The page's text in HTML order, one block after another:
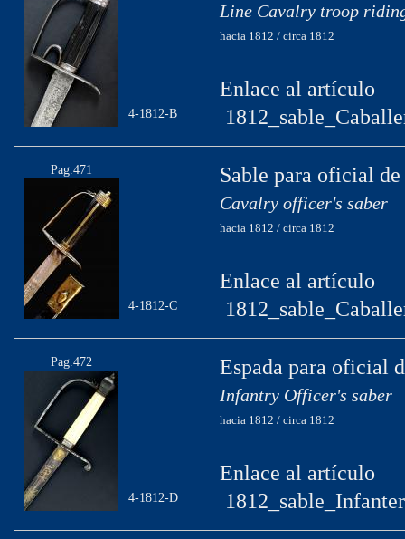
4-1812-B
Line Cavalry troop
hacia 1812 / circa 1812
Enlace al artículo
Pag.471
4-1812-C
Sable para oficial
Cavalry officer's saber
hacia 1812 / circa 1812
Enlace al artículo
Pag.472
4-1812-D
Espada para oficial
Infantry Officer's saber
hacia 1812 / circa 1812
Enlace al artículo